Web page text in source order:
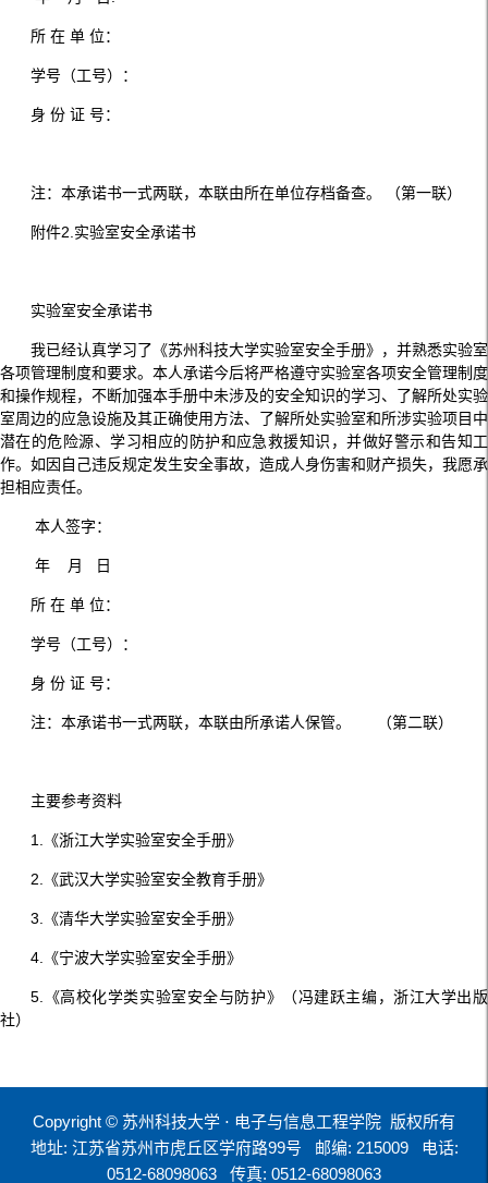
所 在 单 位：
学号（工号）：
身 份 证 号：
注：本承诺书一式两联，本联由所在单位存档备查。 （第一联）
附件2.实验室安全承诺书
实验室安全承诺书
我已经认真学习了《苏州科技大学实验室安全手册》，并熟悉实验室
各项管理制度和要求。本人承诺今后将严格遵守实验室各项安全管理制度
和操作规程，不断加强本手册中未涉及的安全知识的学习、了解所处实验
室周边的应急设施及其正确使用方法、了解所处实验室和所涉实验项目中
潜在的危险源、学习相应的防护和应急救援知识，并做好警示和告知工
作。如因自己违反规定发生安全事故，造成人身伤害和财产损失，我愿承
担相应责任。
本人签字：
年 月 日
所 在 单 位：
学号（工号）：
身 份 证 号：
注：本承诺书一式两联，本联由所承诺人保管。 （第二联）
主要参考资料
1.《浙江大学实验室安全手册》
2.《武汉大学实验室安全教育手册》
3.《清华大学实验室安全手册》
4.《宁波大学实验室安全手册》
5.《高校化学类实验室安全与防护》（冯建跃主编，浙江大学出版
社）
Copyright © 苏州科技大学 ⋅ 电子与信息工程学院 版权所有
地址: 江苏省苏州市虎丘区学府路99号
邮编: 215009
电话:
0512-68098063
传真: 0512-68098063